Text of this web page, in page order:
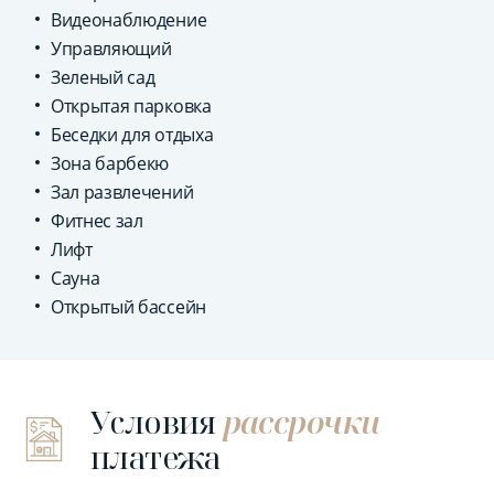
Видеонаблюдение
Управляющий
Зеленый сад
Открытая парковка
Беседки для отдыха
Зона барбекю
Зал развлечений
Фитнес зал
Лифт
Сауна
Открытый бассейн
Условиярассрочки
платежа